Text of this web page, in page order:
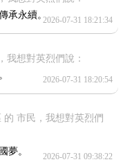
承永續。2026-07-31 18:21:34
我想對英烈們說：
2026-07-31 18:20:54
市民，我想對英烈們
夢。
2026-07-31 09:38:22